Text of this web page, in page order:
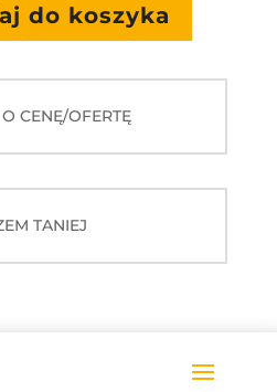
do koszyka
CENĘ/OFERTĘ
TANIEJ